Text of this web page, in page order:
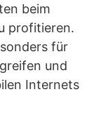
beim
profitieren.
für
und
Internets